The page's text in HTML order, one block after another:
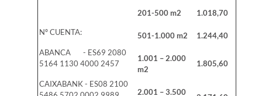
Nº CUENTA:
ABANCA - ES69 2080
5164 1130 4000 2457
CAIXABANK - ES08 2100
201-500 m2 1.018,70
501-1.000 m2 1.244,40
1.001 – 2.000
m2
1.805,60
2.001 – 3.500